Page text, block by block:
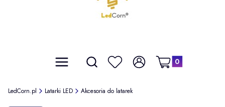
Menu Otwórz wyszukiwarkę
Szukaj Ulubione Zaloguj się
Produkty w koszyku:
Koszyk
LedCorn.pl Latarki LED Akcesoria do latarek